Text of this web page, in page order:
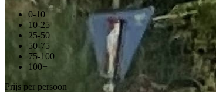
0-10
10-25
25-50
50-75
75-100
100+
Prijs per persoon